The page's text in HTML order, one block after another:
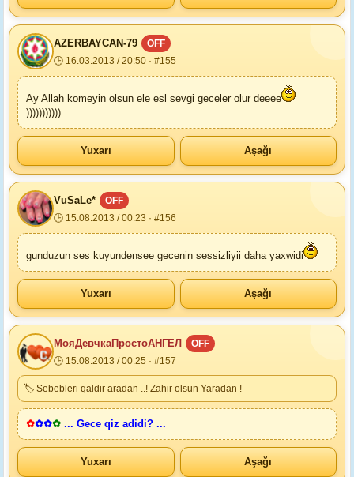
AZERBAYCAN-79
OFF
🕒 16.03.2013 / 20:50 · #155
Ay Allah komeyin olsun ele esl sevgi geceler olur deeee
)))))))))))
Yuxarı Aşağı
VuSaLe*
OFF
🕒 15.08.2013 / 00:23 · #156
gunduzun ses kuyundensee gecenin sessizliyii daha yaxwidi
Yuxarı Aşağı
МояДевчкаПростоАНГЕЛ
OFF
🕒 15.08.2013 / 00:25 · #157
🏷 Sebebleri qaldir aradan ..! Zahir olsun Yaradan !
✿✿✿✿ ... Gece qiz adidi? ...
Yuxarı Aşağı